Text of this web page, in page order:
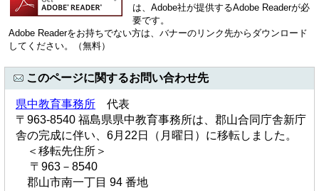
は、Adobe社が提供するAdobe Readerが必
要です。
Adobe Readerをお持ちでない方は、バナーのリンク先からダウンロード
してください。（無料）
このページに関するお問い合わせ先
県中教育事務所 代表
〒963-8540 福島県県中教育事務所は、郡山合同庁舎新庁
舎の完成に伴い、6月22日（月曜日）に移転しました。
＜移転先住所＞
〒963－8540
郡山市南一丁目 94 番地